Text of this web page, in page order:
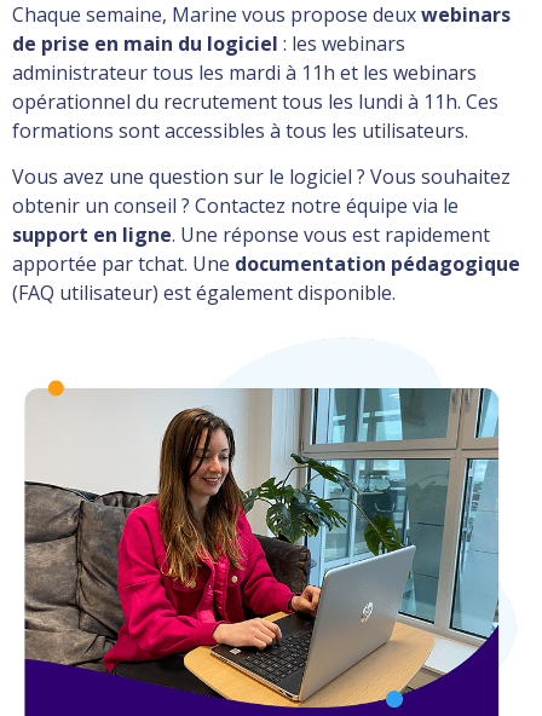
Chaque semaine, Marine vous propose deuxwebinars
de prise en main du logiciel : les webinars
administrateur tous les mardi à 11h et les webinars
opérationnel du recrutement tous les lundi à 11h. Ces
formations sont accessibles à tous les utilisateurs.
Vous avez une question sur le logiciel ? Vous souhaitez
obtenir un conseil ? Contactez notre équipe via le
support en ligne. Une réponse vous est rapidement
apportée par tchat. Une documentation pédagogique
(FAQ utilisateur) est également disponible.